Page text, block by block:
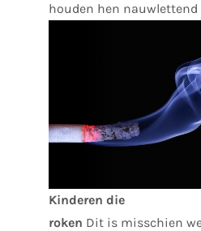
houden hen nauwlettend
Kinderen die
roken Dit is misschien